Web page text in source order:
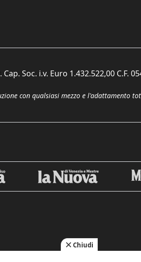
Soc. i.v. Euro 1.432.522,00 C.F.
con qualsiasi mezzo e l'adattamento
Chiudi